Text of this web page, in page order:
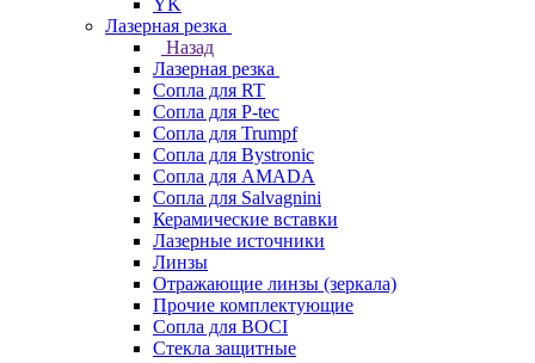
YK
Лазерная резка
Назад
Лазерная резка
Сопла для RT
Сопла для P-tec
Сопла для Trumpf
Сопла для Bystronic
Сопла для AMADA
Сопла для Salvagnini
Керамические вставки
Лазерные источники
Линзы
Отражающие линзы (зеркала)
Прочие комплектующие
Сопла для BOCI
Стекла защитные